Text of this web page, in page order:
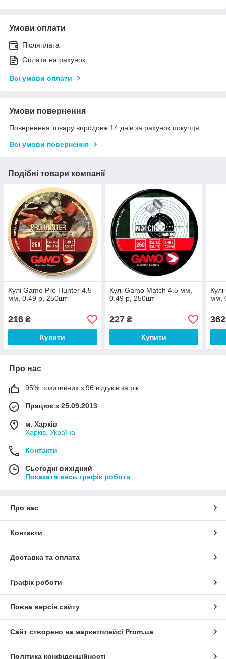
Умови оплати
Післяплата
Оплата на рахунок
Всі умови оплати
Умови повернення
Повернення товару впродовж 14 днів за рахунок покупця
Всі умови повернення
Подібні товари компанії
Кулі Gamo Pro Hunter 4.5
мм, 0.49 р, 250шт
216 ₴
Купити
Кулі Gamo Match 4.5 мм,
0.49 р, 250шт
227₴
Купити
мм,
362
Про нас
95% позитивних з 96 відгуків за рік
Працює з 25.09.2013
м. Харків
Харків, Україна
Контакти
Сьогодні вихідний
Показати весь графік роботи
Про нас
Контакти
Доставка та оплата
Графік роботи
Повна версія сайту
Сайт створено на маркетплейсі Prom.ua
Політика конфіденційності